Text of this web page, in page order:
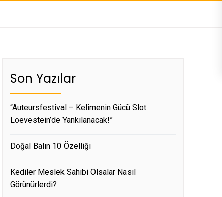
Son Yazılar
“Auteursfestival – Kelimenin Gücü Slot
Loevestein’de Yankılanacak!”
Doğal Balın 10 Özelliği
Kediler Meslek Sahibi Olsalar Nasıl
Görünürlerdi?